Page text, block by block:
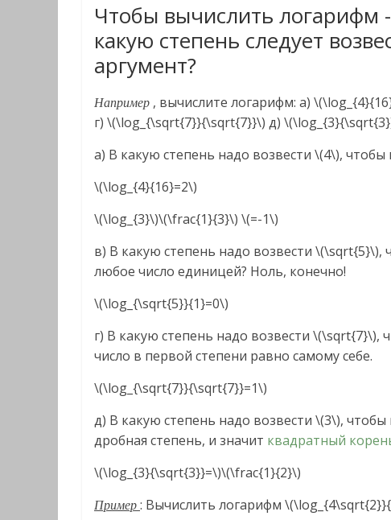
Чтобы вычислить логарифм
какую степень следует
аргумент?
Например , вычислите логарифм: а)
г) \(\log_{\sqrt{7}}{\sqrt{7}}\) д)
а) В какую степень надо возвести \(4\),
\(\log_{4}{16}=2\)
\(\log_{3}\)\(\frac{1}{3}\) \(=-1\)
в) В какую степень надо возвести \(\sqrt{5}\),
любое число единицей? Ноль, конечно!
\(\log_{\sqrt{5}}{1}=0\)
г) В какую степень надо возвести
число в первой степени равно самому себе.
\(\log_{\sqrt{7}}{\sqrt{7}}=1\)
д) В какую степень надо возвести \(3\),
дробная степень, и значит квадратный
\(\log_{3}{\sqrt{3}}=\)\(\frac{1}{2}\)
Пример : Вычислить логарифм